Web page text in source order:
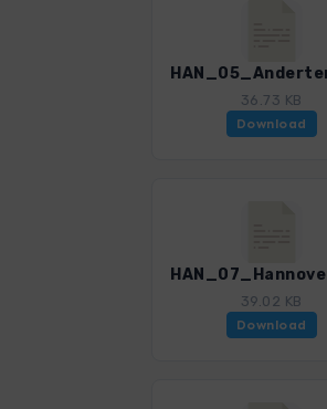
36.73 KB
Download
39.02 KB
Download